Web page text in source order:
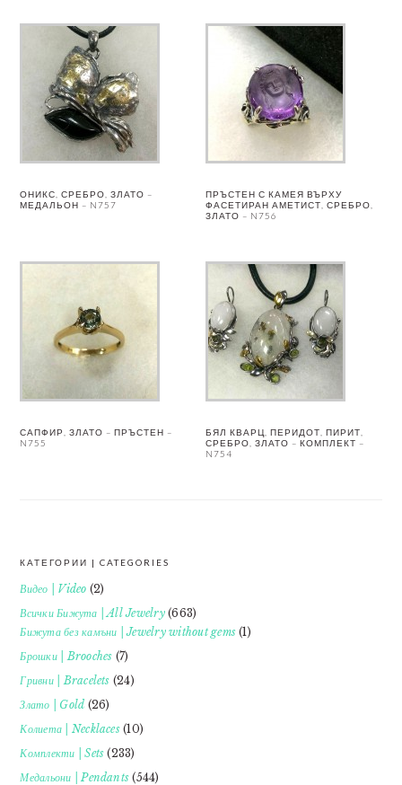
ОНИКС, СРЕБРО, ЗЛАТО –
МЕДАЛЬОН – N757
ПРЪСТЕН С КАМЕЯ ВЪРХУ
ФАСЕТИРАН АМЕТИСТ, СРЕБРО,
ЗЛАТО – N756
САПФИР, ЗЛАТО – ПРЪСТЕН –
N755
БЯЛ КВАРЦ, ПЕРИДОТ, ПИРИТ,
СРЕБРО, ЗЛАТО – КОМПЛЕКТ –
N754
FOOTER
КАТЕГОРИИ | CATEGORIES
Видео | Video (2)
Всички Бижута | All Jewelry(663)
Бижута без камъни | Jewelry without gems (1)
Брошки | Brooches (7)
Гривни | Bracelets (24)
Злато | Gold (26)
Колиета | Necklaces(10)
Комплекти | Sets (233)
Медальони | Pendants (544)